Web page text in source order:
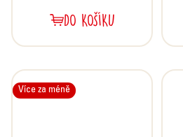
DO KOŠÍKU
Více za méně